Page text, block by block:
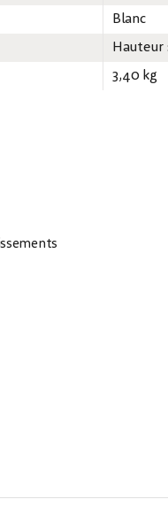
Blanc
Hauteur
3,40 kg